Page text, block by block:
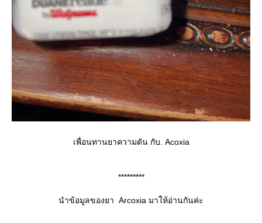
เพื่อนทานยาความดัน กับ. Acoxia
*********
นำข้อมูลของยา Arcoxia มาให้อ่านกันค่ะ